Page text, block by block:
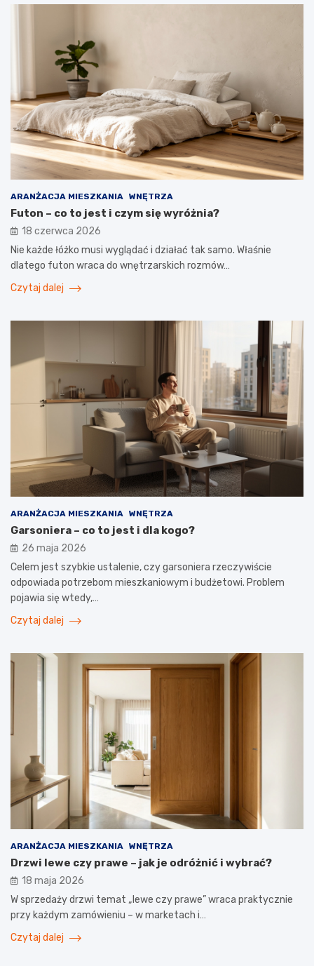
ARANŻACJA MIESZKANIA WNĘTRZA
Futon – co to jest i czym się wyróżnia?
18 czerwca 2026
Nie każde łóżko musi wyglądać i działać tak samo. Właśnie
dlatego futon wraca do wnętrzarskich rozmów…
Czytaj dalej
ARANŻACJA MIESZKANIA WNĘTRZA
Garsoniera – co to jest i dla kogo?
26 maja 2026
Celem jest szybkie ustalenie, czy garsoniera rzeczywiście
odpowiada potrzebom mieszkaniowym i budżetowi. Problem
pojawia się wtedy,…
Czytaj dalej
ARANŻACJA MIESZKANIA WNĘTRZA
Drzwi lewe czy prawe – jak je odróżnić i wybrać?
18 maja 2026
W sprzedaży drzwi temat „lewe czy prawe” wraca praktycznie
przy każdym zamówieniu – w marketach i…
Czytaj dalej